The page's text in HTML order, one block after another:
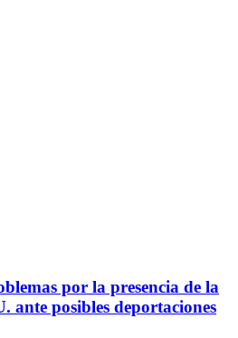
por la presencia de la
ante posibles deportaciones